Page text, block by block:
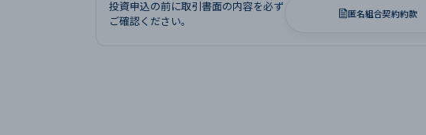
投資申込の前に取引書面の内容を必ず
ご確認ください。
匿名組合契約約款